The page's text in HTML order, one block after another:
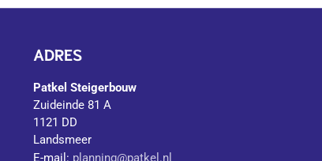
ADRES
Patkel Steigerbouw
Zuideinde 81 A
1121 DD
Landsmeer
E-mail: planning@patkel.nl